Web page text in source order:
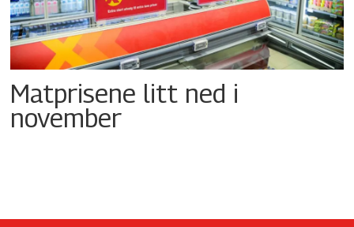
Matprisene litt ned i
november